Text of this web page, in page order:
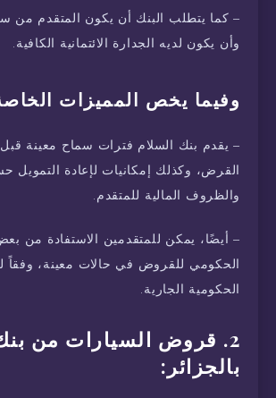
– كما يتطلب البنك أن يكون المتقدم من
وأن يكون لديه الجدارة الائتمانية الكافية.
وفيما يخص المميزات
– يقدم بنك السلام فترات سماح معينة
القرض، وكذلك إمكانيات لإعادة التمويل
والظروف المالية للمتقدم.
– أيضًا، يمكن للمتقدمين الاستفادة من
الحكومي للقروض في حالات معينة، وفقاً
الحكومية الجارية.
2. قروض السيارات من
بالجزائر: